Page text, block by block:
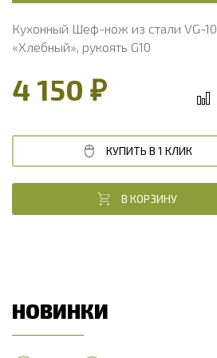
Кухонный Шеф-нож из стали VG-10
«Хлебный», рукоять G10
4 150 ₽
КУПИТЬ В 1 КЛИК
В КОРЗИНУ
НОВИНКИ